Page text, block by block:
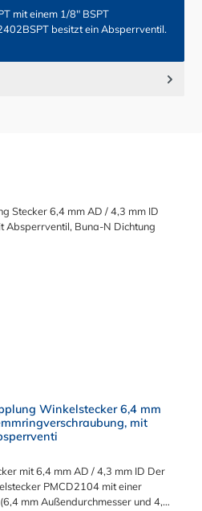
mit einem 1/8" BSPT
besitzt ein Absperrventil.
Winkelstecker 6,4 mm
mit
mit 6,4 mm AD / 4,3 mm ID Der
PMCD2104 mit einer
mm Außendurchmesser und 4,3